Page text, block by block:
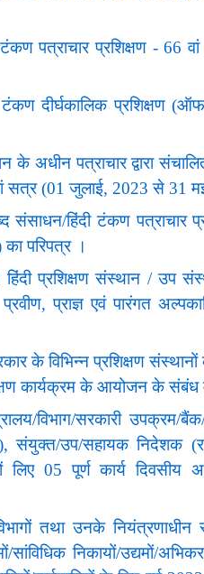
टंकण पत्राचार प्रशिक्षण -
टंकण दीर्घकालिक प्रशिक्षण
के अधीन पत्राचार द्वारा
सत्र (01 जुलाई, 2023 से 31
संसाधन/हिंदी टंकण पत्राचार
परिपत्र ।
हिंदी प्रशिक्षण संस्थान / उप
प्राज्ञ एवं पारंगत
के विभिन्‍न प्रशिक्षण संस्‍थानों के
कार्यक्रम के आयोजन के
विभाग/सरकारी उपक्रम/
उप/सहायक निदेशक
लिए 05 पूर्ण कार्य
तथा उनके नियंत्रणाधीन
सांविधिक निकायों/उद्यमों/